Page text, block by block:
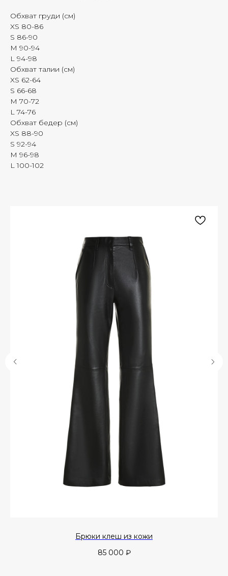
Обхват груди (см)
XS 80-86
S 86-90
M 90-94
L 94-98
Обхват талии (см)
XS 62-64
S 66-68
M 70-72
L 74-76
Обхват бедер (см)
XS 88-90
S 92-94
M 96-98
L 100-102
Брюки клеш из кожи
85 000 ₽